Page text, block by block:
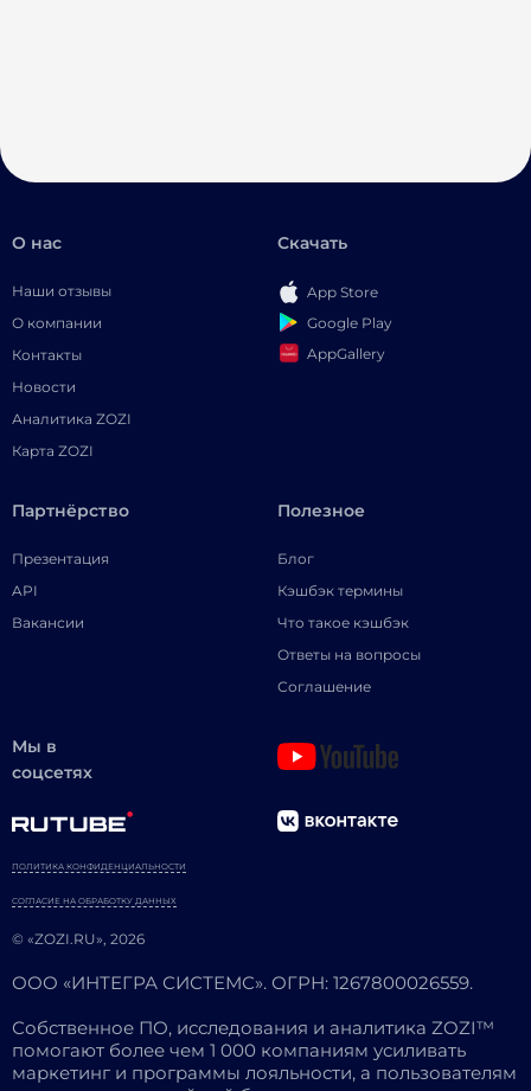
О нас
Наши отзывы
О компании
Контакты
Новости
Аналитика ZOZI
Карта ZOZI
Скачать
App Store
Google Play
AppGallery
Партнёрство
Презентация
API
Вакансии
Полезное
Блог
Кэшбэк термины
Что такое кэшбэк
Ответы на вопросы
Соглашение
Мы в
соцсетях
© «ZOZI.RU», 2026
ПОЛИТИКА КОНФИДЕНЦИАЛЬНОСТИ
СОГЛАСИЕ НА ОБРАБОТКУ ДАННЫХ
ООО «ИНТЕГРА СИСТЕМС». ОГРН: 1267800026559.
Собственное ПО, исследования и аналитика ZOZI™
помогают более чем 1 000 компаниям усиливать
маркетинг и программы лояльности, а пользователям